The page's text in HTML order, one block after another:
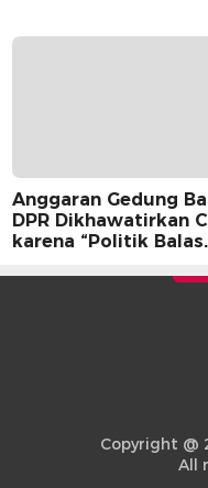
Anggaran Gedung
DPR Dikhawatirkan
karena “Politik Balas
Copyright @
All